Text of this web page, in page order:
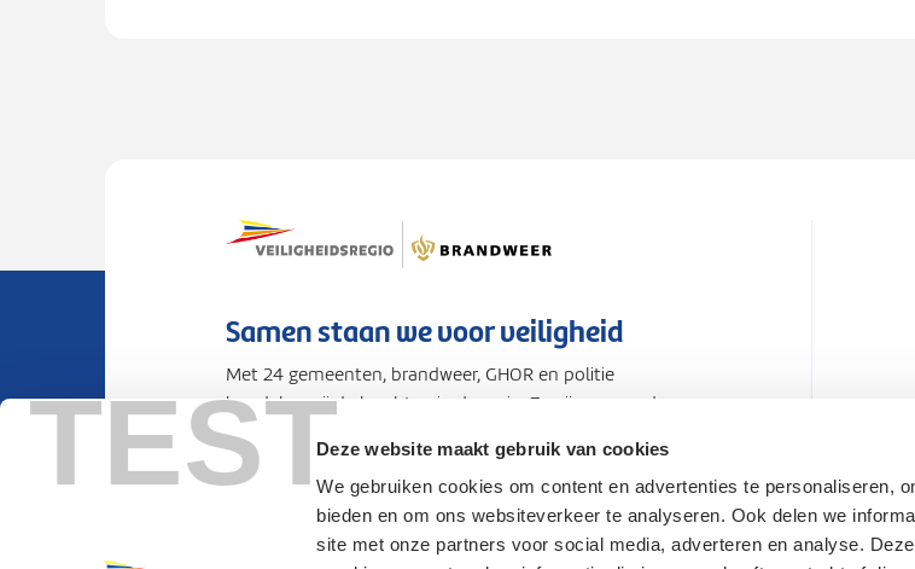
TESTDeze website maakt gebruik van cookies
We gebruiken cookies om content en advertenties te personaliseren,
bieden en om ons websiteverkeer te analyseren. Ook delen we
site met onze partners voor social media, adverteren en analyse.
Samen staan we voor veiligheid
Met 24 gemeenten, brandweer, GHOR en politie
bundelen wij de krachten in de regio. Zo zijn we goed
voorbereid op rampen en crises.
Cookies Toegankelijkheid Proclaimer